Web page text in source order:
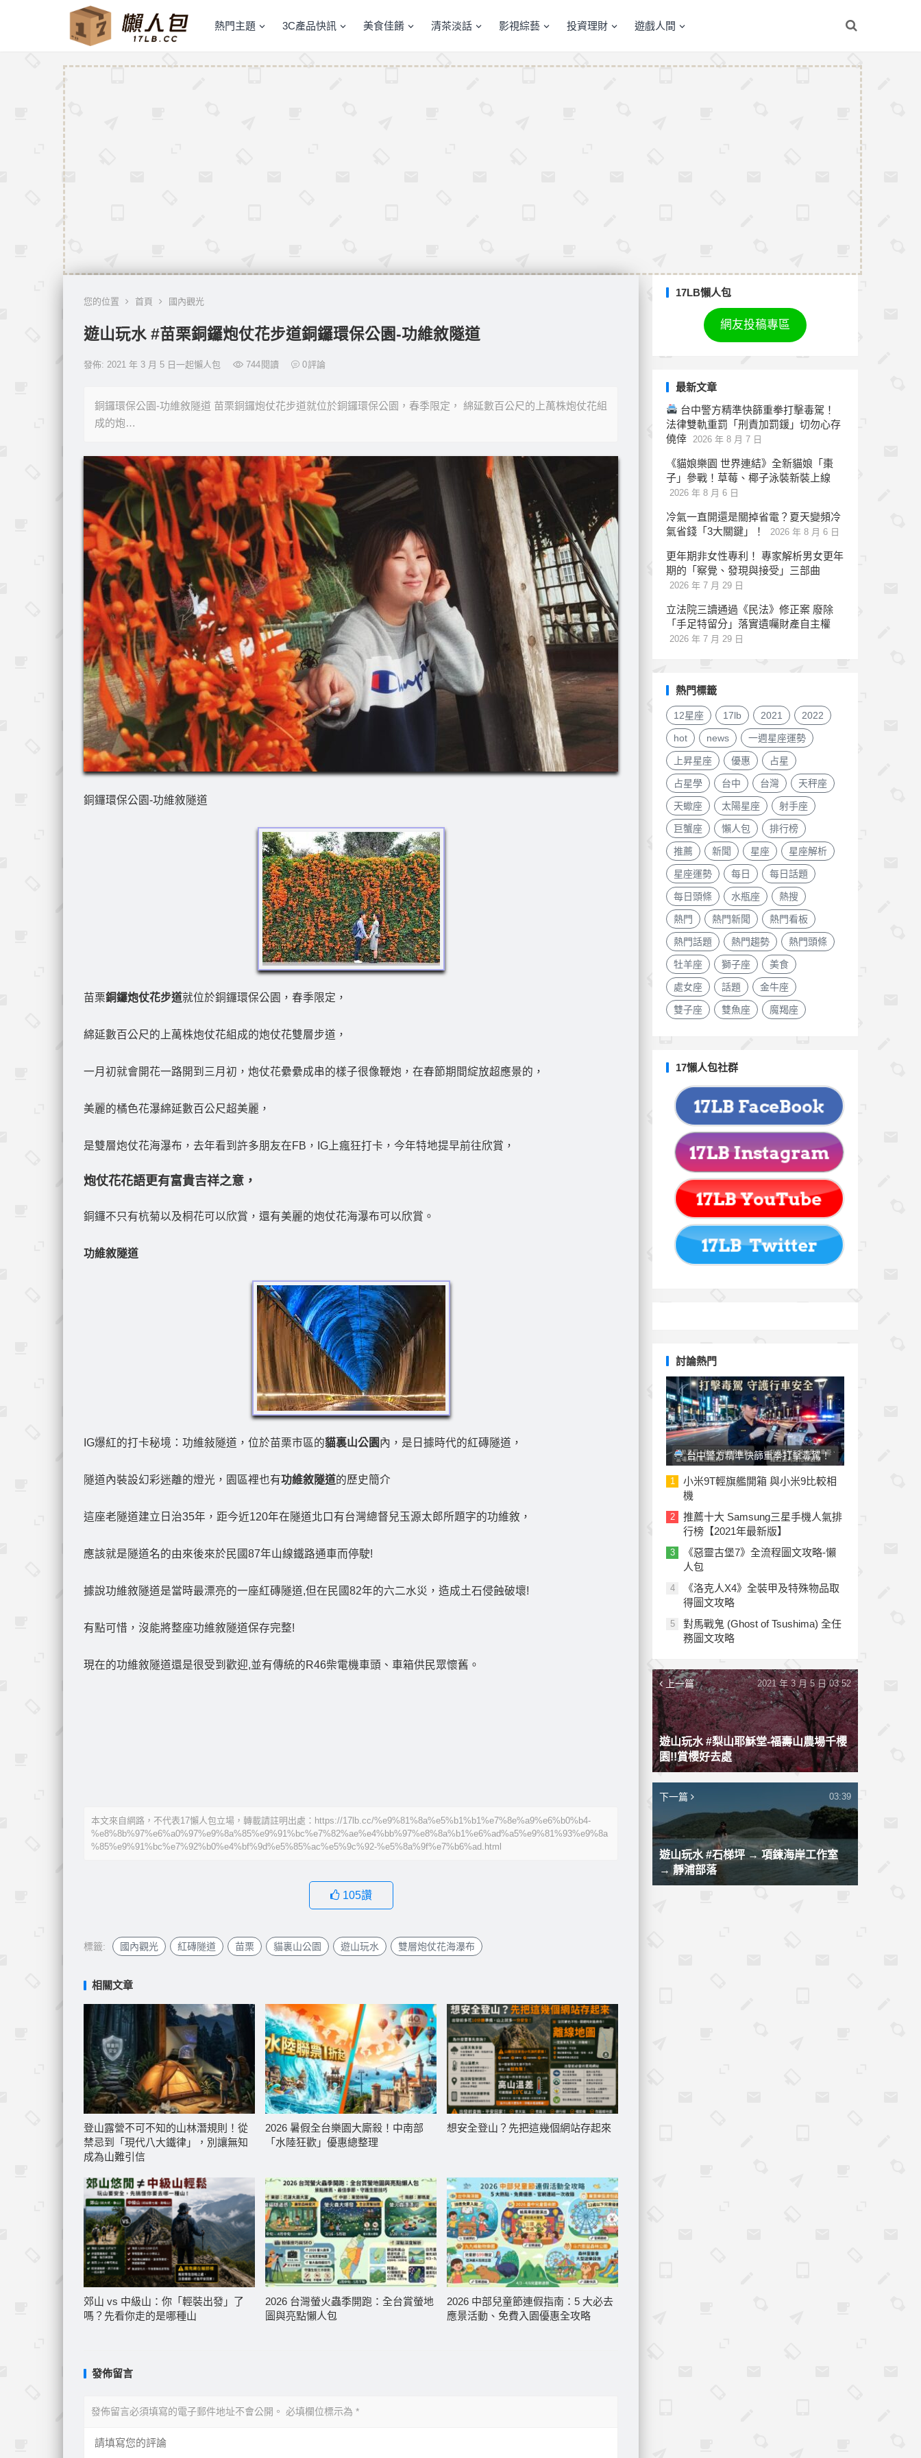
熱門主題 3C產品快訊 美食佳餚 清茶淡話 影視綜藝 投資理財 遊戲人間
您的位置 首頁 國內觀光
遊山玩水 #苗栗銅鑼炮仗花步道銅鑼環保公園-功維敘隧道
發佈: 2021 年 3 月 5 日一起懶人包 744 閱讀 0評論
銅鑼環保公園-功維敘隧道 苗栗銅鑼炮仗花步道就位於銅鑼環保公園，春季限定， 綿延數百公尺的上萬株炮仗花組
成的炮…
銅鑼環保公園-功維敘隧道
苗栗銅鑼炮仗花步道就位於銅鑼環保公園，春季限定，
綿延數百公尺的上萬株炮仗花組成的炮仗花雙層步道，
一月初就會開花一路開到三月初，炮仗花纍纍成串的樣子很像鞭炮，在春節期間綻放超應景的，
美麗的橘色花瀑綿延數百公尺超美麗，
是雙層炮仗花海瀑布，去年看到許多朋友在FB，IG上瘋狂打卡，今年特地提早前往欣賞，
炮仗花花語更有富貴吉祥之意，
銅鑼不只有杭菊以及桐花可以欣賞，還有美麗的炮仗花海瀑布可以欣賞。
功維敘隧道
IG爆紅的打卡秘境：功維敍隧道，位於苗栗市區的貓裏山公園內，是日據時代的紅磚隧道，
隧道內裝設幻彩迷離的燈光，園區裡也有功維敘隧道的歷史簡介
這座老隧道建立日治35年，距今近120年在隧道北口有台灣總督兒玉源太郎所題字的功維敘，
應該就是隧道名的由來後來於民國87年山線鐵路通車而停駛!
據說功維敘隧道是當時最漂亮的一座紅磚隧道,但在民國82年的六二水災，造成土石侵蝕破壞!
有點可惜，沒能將整座功維敘隧道保存完整!
現在的功維敘隧道還是很受到歡迎,並有傳統的R46柴電機車頭、車箱供民眾懷舊。
本文來自網路，不代表17懶人包立場，轉載請註明出處：https://17lb.cc/%e9%81%8a%e5%b1%b1%e7%8e%a9%e6%b0%b4-
%e8%8b%97%e6%a0%97%e9%8a%85%e9%91%bc%e7%82%ae%e4%bb%97%e8%8a%b1%e6%ad%a5%e9%81%93%e9%8a
%85%e9%91%bc%e7%92%b0%e4%bf%9d%e5%85%ac%e5%9c%92-%e5%8a%9f%e7%b6%ad.html
105讚
標籤: 國內觀光 紅磚隧道 苗栗 貓裏山公園 遊山玩水 雙層炮仗花海瀑布
相關文章
登山露營不可不知的山林潛規則！從
禁忌到「現代八大鐵律」，別讓無知
成為山難引信
2026 暑假全台樂園大廝殺！中南部
「水陸狂歡」優惠總整理
想安全登山？先把這幾個網站存起來
郊山 vs 中級山：你「輕裝出發」了
嗎？先看你走的是哪種山
2026 台灣螢火蟲季開跑：全台賞螢地
圖與亮點懶人包
2026 中部兒童節連假指南：5 大必去
應景活動、免費入園優惠全攻略
發佈留言
發佈留言必須填寫的電子郵件地址不會公開。 必填欄位標示為 *
17LB懶人包
網友投稿專區
最新文章
台中警方精準快篩重拳打擊毒駕！
法律雙軌重罰「刑責加罰鍰」切勿心存
僥倖
2026 年 8 月 7 日
《貓娘樂園 世界連結》全新貓娘「棗
子」參戰！草莓、椰子泳裝新裝上線
2026 年 8 月 6 日
冷氣一直開還是關掉省電？夏天變頻冷
氣省錢「3大關鍵」！
2026 年 8 月 6 日
更年期非女性專利！ 專家解析男女更年
期的「察覺、發現與接受」三部曲
2026 年 7 月 29 日
立法院三讀通過《民法》修正案 廢除
「手足特留分」落實遺囑財產自主權
2026 年 7 月 29 日
熱門標籤
12星座 17lb 2021 2022
hot news 一週星座運勢
上昇星座 優惠 占星
占星學 台中 台灣 天秤座
天蠍座 太陽星座 射手座
巨蟹座 懶人包 排行榜
推薦 新聞 星座 星座解析
星座運勢 每日 每日話題
每日頭條 水瓶座 熱搜
熱門 熱門新聞 熱門看板
熱門話題 熱門趨勢 熱門頭條
牡羊座 獅子座 美食
處女座 話題 金牛座
雙子座 雙魚座 魔羯座
17懶人包社群
討論熱門
台中警方精準快篩重拳打擊毒駕！
法律雙軌重罰「刑責加罰鍰」切勿心存
僥倖
1
小米9T輕旗艦開箱 與小米9比較相
機
2
推薦十大 Samsung三星手機人氣排
行榜【2021年最新版】
3
《惡靈古堡7》全流程圖文攻略-懶
人包
4
《洛克人X4》全裝甲及特殊物品取
得圖文攻略
5
對馬戰鬼 (Ghost of Tsushima) 全任
務圖文攻略
上一篇
遊山玩水 #梨山耶穌堂-福壽山農場千櫻
園!!賞櫻好去處
2021 年 3 月 5 日 03:52
下一篇
遊山玩水 #石梯坪 → 項鍊海岸工作室
→ 靜浦部落
03:39